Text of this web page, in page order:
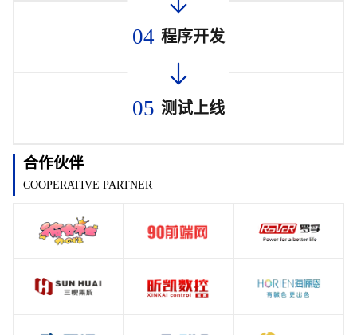
04 程序开发
05 测试上线
合作伙伴
COOPERATIVE PARTNER